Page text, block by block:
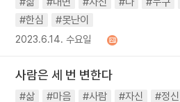
#한심
#못난이
2023.6.14. 수요일
사람은 세 번 변한다
#삶 #마음 #사람 #자신 #정신